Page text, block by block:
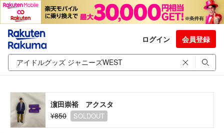
ログイン 会員登録
濵田崇裕 アクスタ
¥850
SOLDOUT